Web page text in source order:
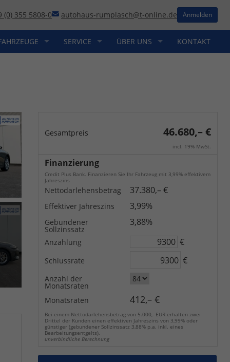
(0) 355 5808-0 autohaus-rumplasch@t-online.de Anmelden
SERVICE ÜBER UNS KONTAKT
Gesamtpreis 46.680,– €
incl. 19% MwSt.
Finanzierung
Credit Plus Bank. Finanzieren Sie Ihr Fahrzeug mit 3,99% effektivem
Jahreszins
Nettodarlehensbetrag 37.380,– €
Effektiver Jahreszins 3,99%
Gebundener
Sollzinssatz
3,88%
Anzahlung €
Schlussrate €
Anzahl der
Monatsraten
Monatsraten
412,– €
Bei einem Nettodarlehensbetrag von 5.000,- EUR erhalten zwei
Drittel der Kunden einen effektiven Jahreszins von 3,99% oder
günstiger (gebundener Sollzinssatz 3,88% p.a. inkl. eines
Bearbeitungsentgelts).
unverbindliche Berechnung